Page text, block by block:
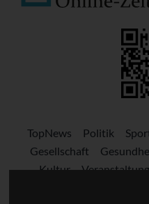
TopNews Politik
Gesellschaft
Kultur